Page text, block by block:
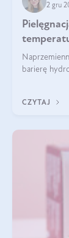
2 gru
barierę
CZYTAJ